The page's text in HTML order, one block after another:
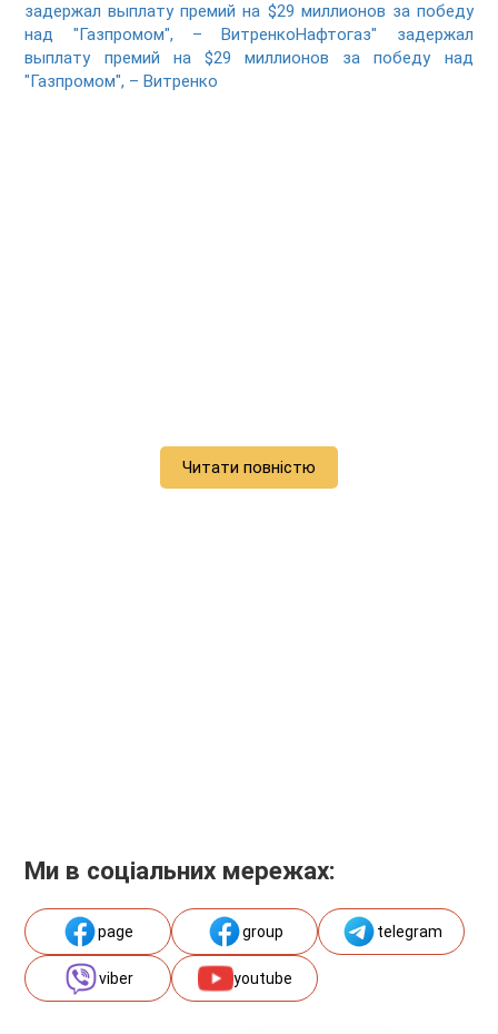
задержал выплату премий на $29 миллионов за победу
над "Газпромом", – ВитренкоНафтогаз" задержал
выплату премий на $29 миллионов за победу над
"Газпромом", – Витренко
Читати повністю
Ми в соціальних мережах:
page group telegram
viber youtube